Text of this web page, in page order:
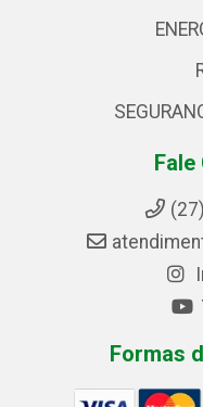
Fale
Formas